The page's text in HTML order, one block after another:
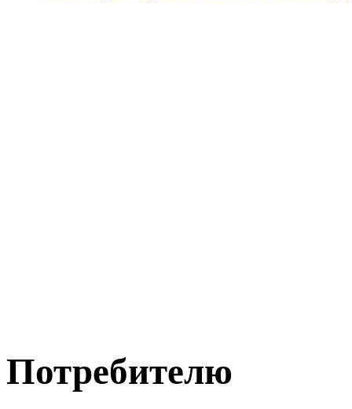
Потребителю